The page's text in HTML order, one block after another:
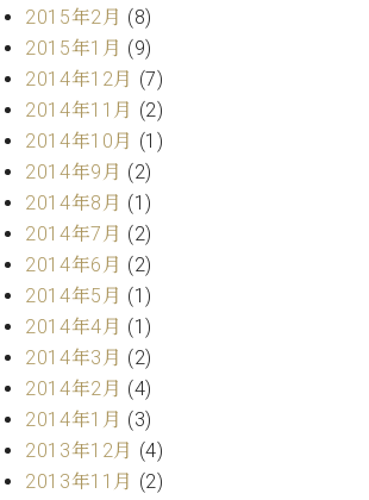
2015年2月 (8)
2015年1月 (9)
2014年12月 (7)
2014年11月 (2)
2014年10月 (1)
2014年9月 (2)
2014年8月 (1)
2014年7月 (2)
2014年6月 (2)
2014年5月 (1)
2014年4月 (1)
2014年3月 (2)
2014年2月 (4)
2014年1月 (3)
2013年12月 (4)
2013年11月 (2)